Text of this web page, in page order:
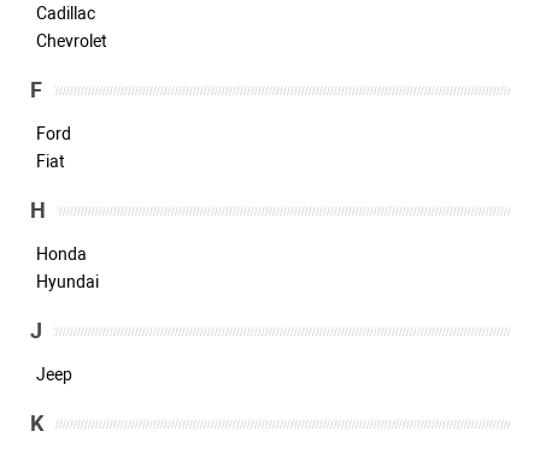
Cadillac
Chevrolet
F
Ford
Fiat
H
Honda
Hyundai
J
Jeep
K